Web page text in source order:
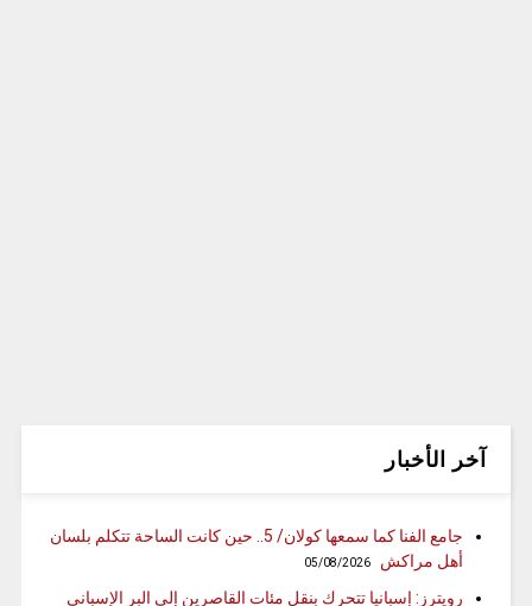
آخر الأخبار
جامع الفنا كما سمعها كولان/ 5.. حين كانت الساحة تتكلم بلسان
أهل مراكش
05/08/2026
رويترز: إسبانيا تتحرك بنقل مئات القاصرين إلى البر الإسباني